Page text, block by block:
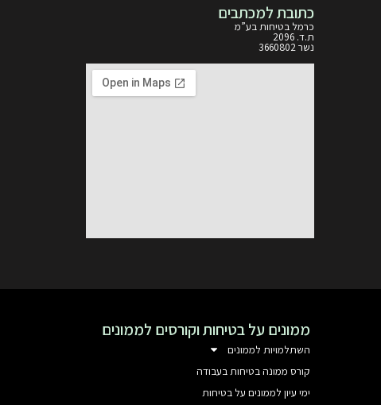
כתובת למכתבים
כרמל בטיחות בע”מ
ת.ד. 2096
נשר 3660802
ממונים על בטיחות וקורסים לממונים
השתלמויות לממונים
קורס ממונה בטיחות בעבודה
ימי עיון לממונים על בטיחות